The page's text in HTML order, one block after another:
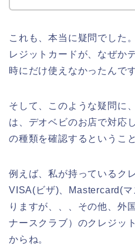
これも、本当に疑問でした
レジットカードが、なぜか
時にだけ使えなかったんです
そして、このような疑問に
は、デオベビのお店で対応
の種類を確認するというこ
例えば、私が持っているク
VISA(ビザ)、Mastercard(
りますが、、、その他、外
ナースクラブ）のクレジッ
からね。